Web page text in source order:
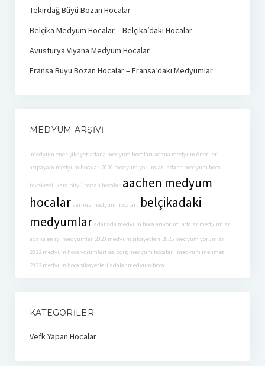
Tekirdağ Büyü Bozan Hocalar
Belçika Medyum Hocalar – Belçika’daki Hocalar
Avusturya Viyana Medyum Hocalar
Fransa Büyü Bozan Hocalar – Fransa’daki Medyumlar
MEDYUM ARŞIVI
medyum enes şikayet adana medyum hocaları adana medyum önerileri
acıpayam medyum hocalar 2020 medyum yorumları adana medyum hoca
tavsiyesi kara büyü bozan hocalar aachen medyum
hocalar aarhus medyum hocalar
belçikadaki
medyumlar adanada medyum hoca arıyorum adalar medyumlar
adana en iyi medyumlar 2020 medyum şikayetleri 2025 medyum yorumları
2022 medyum hoca yorumları aalborg medyum hocalar
medyum mehmet
2022 medyum hoca şikayetleri adalar medyum hoca
KATEGORILER
Vefk Yapan Hocalar